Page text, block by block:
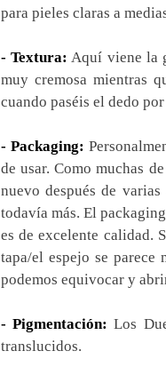
para pieles claras a
- Textura: Aquí viene la
muy cremosa mientras
cuando paséis el dedo
- Packaging:
de usar. Como muchas
nuevo después de
todavía más. El
es de excelente calidad.
tapa/el espejo se
podemos equivocar y
- Pigmentación: Los
translucidos.